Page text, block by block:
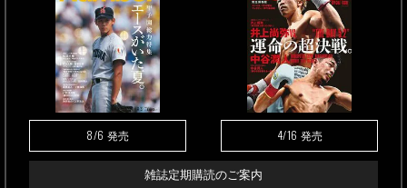
8/6 発売 4/16 発売
雑誌定期購読のご案内